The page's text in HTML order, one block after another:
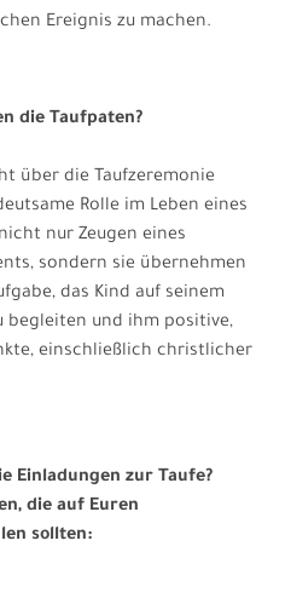
Ereignis zu machen.
die Taufpaten?
über die Taufzeremonie
Rolle im Leben eines
nur Zeugen eines
sondern sie übernehmen
das Kind auf seinem
begleiten und ihm positive,
einschließlich christlicher
Einladungen zur Taufe?
die auf Euren
sollten: